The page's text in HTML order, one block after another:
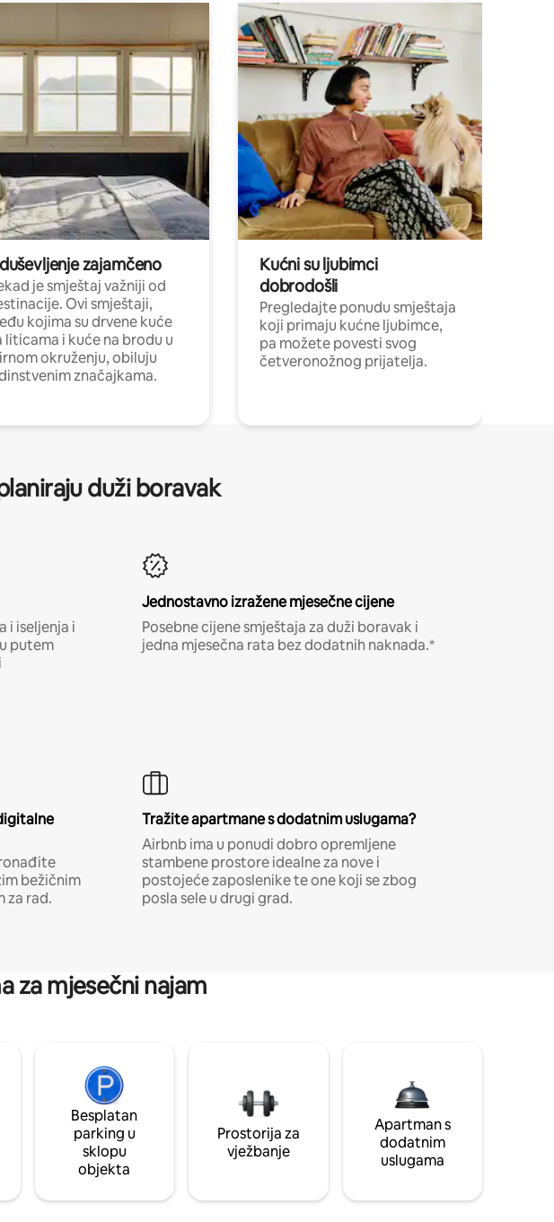
zajamčeno
je smještaj važniji od
Ovi smještaji,
kojima su drvene kuće
liticama i kuće na brodu u
okruženju, obiluju
značajkama.
Kućni su ljubimci
dobrodošli
Pregledajte ponudu smještaja
koji primaju kućne ljubimce,
pa možete povesti svog
četveronožnog prijatelja.
duži boravak
i iseljenja i
putem
Jednostavno izražene mjesečne cijene
Posebne cijene smještaja za duži boravak i
jedna mjesečna rata bez dodatnih naknada.*
bežičnim
za rad.
Tražite apartmane s dodatnim uslugama?
Airbnb ima u ponudi dobro opremljene
stambene prostore idealne za nove i
postojeće zaposlenike te one koji se zbog
posla sele u drugi grad.
za mjesečni najam
Besplatan
parking u
sklopu
objekta
Prostorija za
vježbanje
Apartman s
dodatnim
uslugama